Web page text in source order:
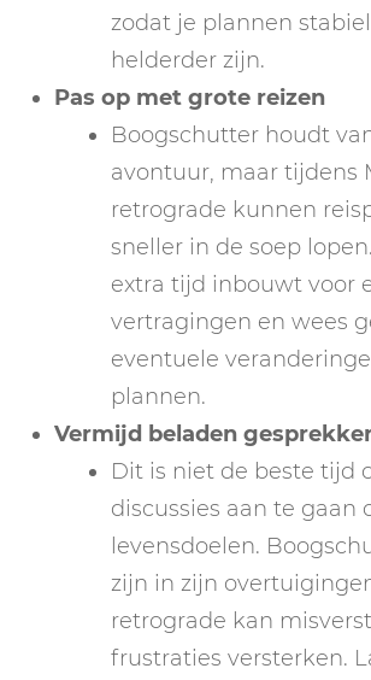
zodat je plannen
helderder zijn.
Pas op met grote reizen
Boogschutter houdt
avontuur, maar tijdens
retrograde kunnen
sneller in de soep
extra tijd inbouwt voor
vertragingen en wees
eventuele
plannen.
Vermijd beladen
Dit is niet de beste tijd
discussies aan te gaan
levensdoelen.
zijn in zijn
retrograde kan
frustraties versterken.